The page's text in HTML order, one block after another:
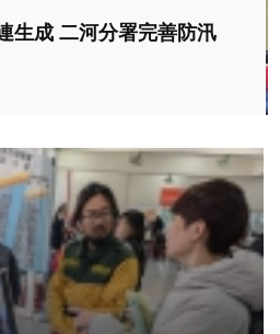
生成 二河分署完善防汛